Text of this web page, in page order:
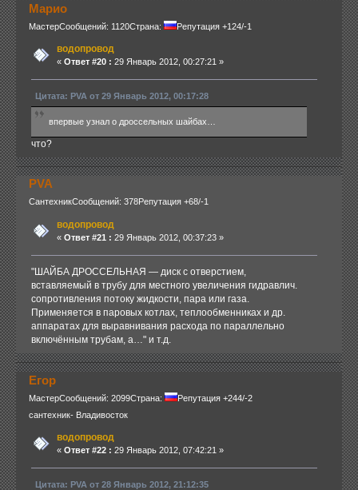
Марио
МастерСообщений: 1120Страна: Репутация +124/-1
водопровод
« Ответ #20 : 29 Январь 2012, 00:27:21 »
Цитата: PVA от 29 Январь 2012, 00:17:28
впервые узнал о дроссельных шайбах…
что?
PVA
СантехникСообщений: 378Репутация +68/-1
водопровод
« Ответ #21 : 29 Январь 2012, 00:37:23 »
"ШАЙБА ДРОССЕЛЬНАЯ — диск с отверстием,
вставляемый в трубу для местного увеличения гидравлич.
сопротивления потоку жидкости, пара или газа.
Применяется в паровых котлах, теплообменниках и др.
аппаратах для выравнивания расхода по параллельно
включённым трубам, а…" и т.д.
Егор
МастерСообщений: 2099Страна:
Репутация +244/-2
сантехник- Владивосток
водопровод
« Ответ #22 : 29 Январь 2012, 07:42:21 »
Цитата: PVA от 28 Январь 2012, 21:12:35